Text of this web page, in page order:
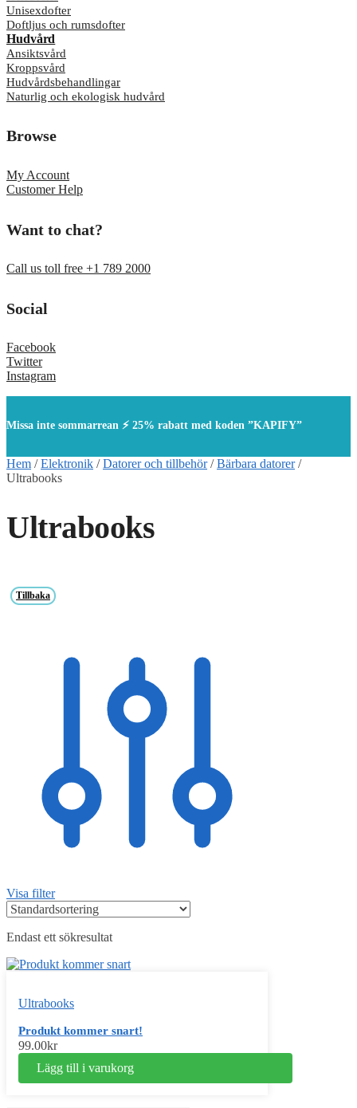
Unisexdofter
Doftljus och rumsdofter
Hudvård
Ansiktsvård
Kroppsvård
Hudvårdsbehandlingar
Naturlig och ekologisk hudvård
Browse
My Account
Customer Help
Want to chat?
Call us toll free +1 789 2000
Social
Facebook
Twitter
Instagram
Missa inte sommarrean ⚡ 25% rabatt med koden ”KAPIFY”
Hem /Elektronik /Datorer och tillbehör/Bärbara datorer/
Ultrabooks
Ultrabooks
Tillbaka
Visa filter
Endast ett sökresultat
Ultrabooks
Produkt kommer snart!
99.00kr
Lägg till i varukorg